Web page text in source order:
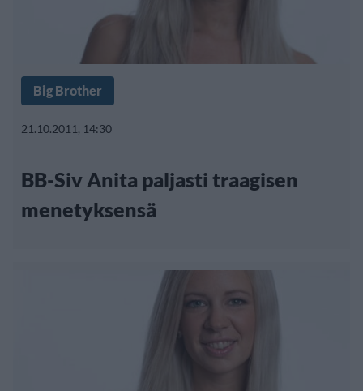
Big Brother
21.10.2011, 14:30
BB-Siv Anita paljasti traagisen
menetyksensä